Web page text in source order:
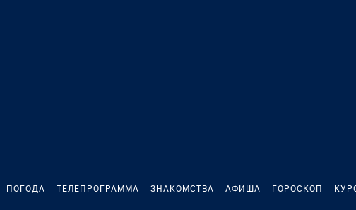
ПОГОДА ТЕЛЕПРОГРАММА ЗНАКОМСТВА АФИША ГОРОСКОП